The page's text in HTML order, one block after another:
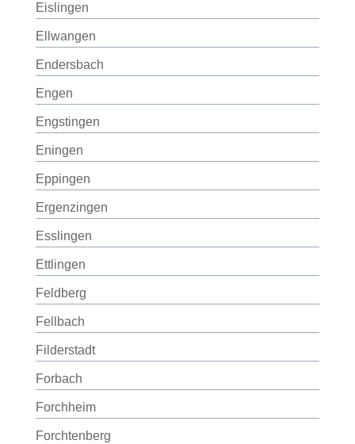
Eislingen
Ellwangen
Endersbach
Engen
Engstingen
Eningen
Eppingen
Ergenzingen
Esslingen
Ettlingen
Feldberg
Fellbach
Filderstadt
Forbach
Forchheim
Forchtenberg